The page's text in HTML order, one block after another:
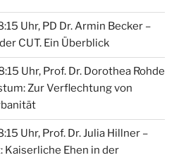
Uhr, PD Dr. Armin Becker –
CUT. Ein Überblick
Uhr, Prof. Dr. Dorothea Rohde
Zur Verflechtung von
Uhr, Prof. Dr. Julia Hillner –
Kaiserliche Ehen in der